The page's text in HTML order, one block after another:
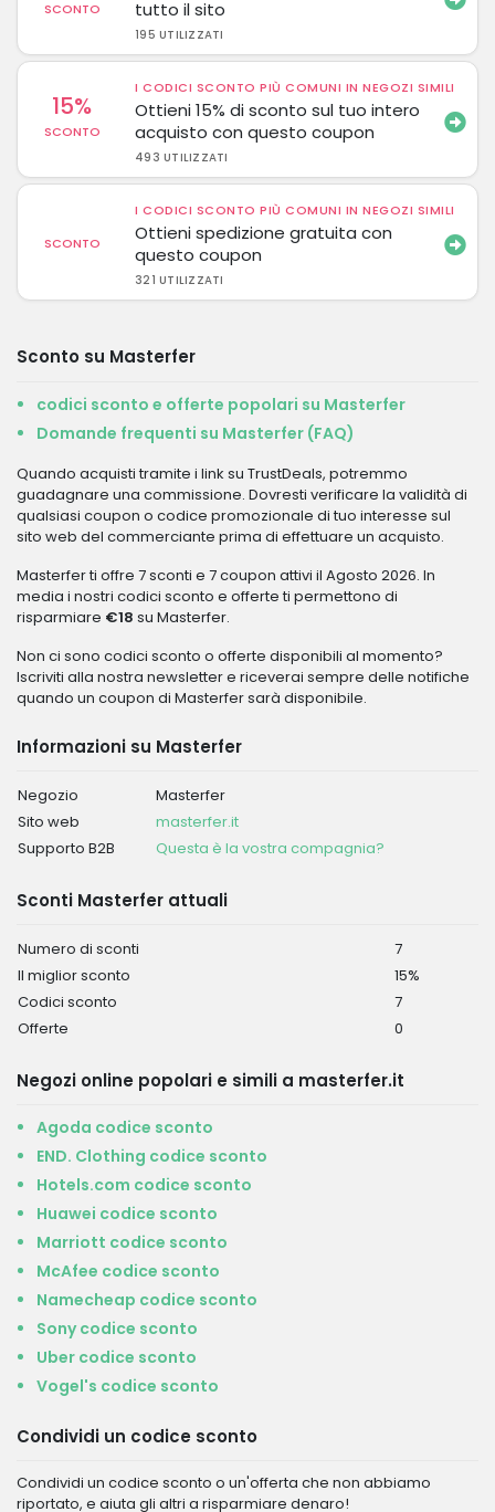
SCONTO
tutto il sito
195 UTILIZZATI
15%
SCONTO
I CODICI SCONTO PIÙ COMUNI IN NEGOZI SIMILI
Ottieni 15% di sconto sul tuo intero
acquisto con questo coupon
493 UTILIZZATI
SCONTO
I CODICI SCONTO PIÙ COMUNI IN NEGOZI SIMILI
Ottieni spedizione gratuita con
questo coupon
321 UTILIZZATI
Sconto su Masterfer
codici sconto e offerte popolari su Masterfer
Domande frequenti su Masterfer (FAQ)
Quando acquisti tramite i link su TrustDeals, potremmo
guadagnare una commissione. Dovresti verificare la validità di
qualsiasi coupon o codice promozionale di tuo interesse sul
sito web del commerciante prima di effettuare un acquisto.
Masterfer ti offre 7 sconti e 7 coupon attivi il Agosto 2026. In
media i nostri codici sconto e offerte ti permettono di
risparmiare €18 su Masterfer.
Non ci sono codici sconto o offerte disponibili al momento?
Iscriviti alla nostra newsletter e riceverai sempre delle notifiche
quando un coupon di Masterfer sarà disponibile.
Informazioni su Masterfer
Negozio
Masterfer
Sito web
masterfer.it
Supporto B2B
Questa è la vostra compagnia?
Sconti Masterfer attuali
Numero di sconti
7
Il miglior sconto
15%
Codici sconto
7
Offerte
0
Negozi online popolari e simili a masterfer.it
Agoda codice sconto
END. Clothing codice sconto
Hotels.com codice sconto
Huawei codice sconto
Marriott codice sconto
McAfee codice sconto
Namecheap codice sconto
Sony codice sconto
Uber codice sconto
Vogel's codice sconto
Condividi un codice sconto
Condividi un codice sconto o un'offerta che non abbiamo
riportato, e aiuta gli altri a risparmiare denaro!